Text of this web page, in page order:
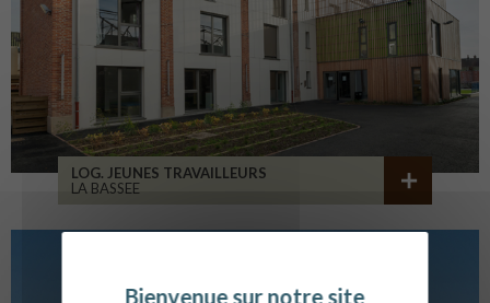
LOG. JEUNES TRAVAILLEURS
LA BASSEE